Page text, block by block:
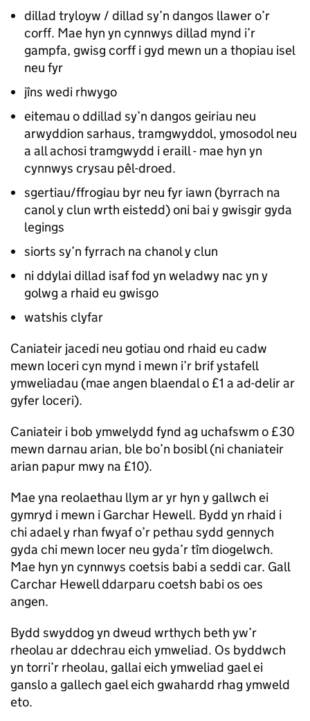
dillad tryloyw / dillad sy’n dangos llawer o’r
corff. Mae hyn yn cynnwys dillad mynd i’r
gampfa, gwisg corff i gyd mewn un a thopiau isel
neu fyr
jîns wedi rhwygo
eitemau o ddillad sy’n dangos geiriau neu
arwyddion sarhaus, tramgwyddol, ymosodol neu
a all achosi tramgwydd i eraill - mae hyn yn
cynnwys crysau pêl-droed.
sgertiau/ffrogiau byr neu fyr iawn (byrrach na
canol y clun wrth eistedd) oni bai y gwisgir gyda
legings
siorts sy’n fyrrach na chanol y clun
ni ddylai dillad isaf fod yn weladwy nac yn y
golwg a rhaid eu gwisgo
watshis clyfar
Caniateir jacedi neu gotiau ond rhaid eu cadw
mewn loceri cyn mynd i mewn i’r brif ystafell
ymweliadau (mae angen blaendal o £1 a ad-delir ar
gyfer loceri).
Caniateir i bob ymwelydd fynd ag uchafswm o £30
mewn darnau arian, ble bo’n bosibl (ni chaniateir
arian papur mwy na £10).
Mae yna reolaethau llym ar yr hyn y gallwch ei
gymryd i mewn i Garchar Hewell. Bydd yn rhaid i
chi adael y rhan fwyaf o’r pethau sydd gennych
gyda chi mewn locer neu gyda’r tîm diogelwch.
Mae hyn yn cynnwys coetsis babi a seddi car. Gall
Carchar Hewell ddarparu coetsh babi os oes
angen.
Bydd swyddog yn dweud wrthych beth yw’r
rheolau ar ddechrau eich ymweliad. Os byddwch
yn torri’r rheolau, gallai eich ymweliad gael ei
ganslo a gallech gael eich gwahardd rhag ymweld
eto.